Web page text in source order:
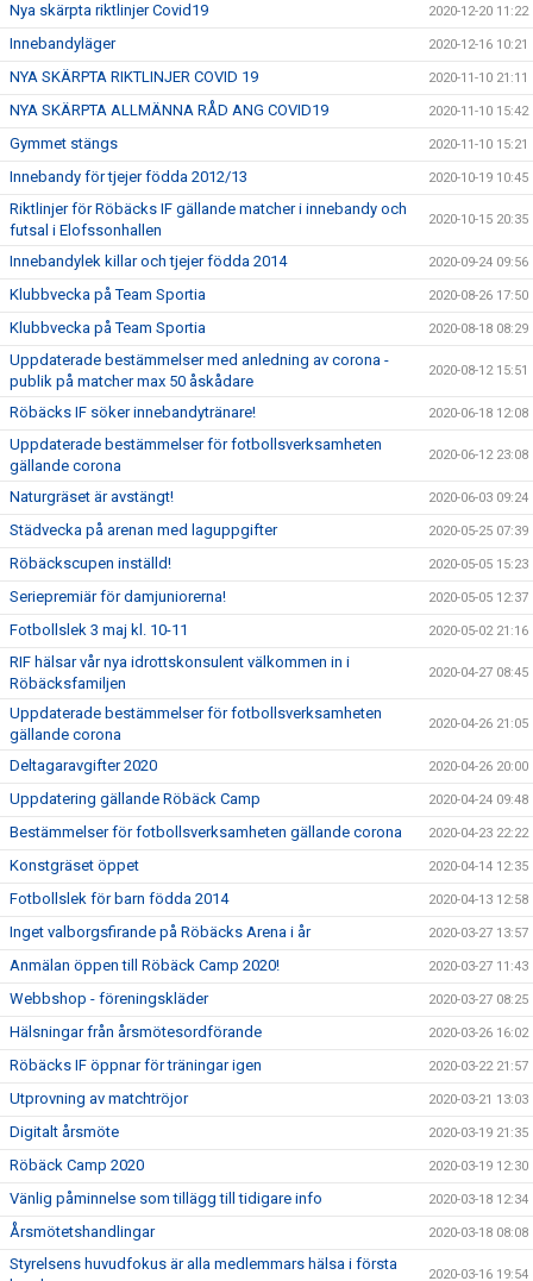
Nya skärpta riktlinjer Covid19 2020-12-20 11:22
Innebandyläger 2020-12-16 10:21
NYA SKÄRPTA RIKTLINJER COVID 19 2020-11-10 21:11
NYA SKÄRPTA ALLMÄNNA RÅD ANG COVID19 2020-11-10 15:42
Gymmet stängs 2020-11-10 15:21
Innebandy för tjejer födda 2012/13 2020-10-19 10:45
Riktlinjer för Röbäcks IF gällande matcher i innebandy och
futsal i Elofssonhallen
2020-10-15 20:35
Innebandylek killar och tjejer födda 2014 2020-09-24 09:56
Klubbvecka på Team Sportia 2020-08-26 17:50
Klubbvecka på Team Sportia 2020-08-18 08:29
Uppdaterade bestämmelser med anledning av corona -
publik på matcher max 50 åskådare
2020-08-12 15:51
Röbäcks IF söker innebandytränare! 2020-06-18 12:08
Uppdaterade bestämmelser för fotbollsverksamheten
gällande corona
2020-06-12 23:08
Naturgräset är avstängt! 2020-06-03 09:24
Städvecka på arenan med laguppgifter 2020-05-25 07:39
Röbäckscupen inställd! 2020-05-05 15:23
Seriepremiär för damjuniorerna! 2020-05-05 12:37
Fotbollslek 3 maj kl. 10-11 2020-05-02 21:16
RIF hälsar vår nya idrottskonsulent välkommen in i
Röbäcksfamiljen
2020-04-27 08:45
Uppdaterade bestämmelser för fotbollsverksamheten
gällande corona
2020-04-26 21:05
Deltagaravgifter 2020 2020-04-26 20:00
Uppdatering gällande Röbäck Camp 2020-04-24 09:48
Bestämmelser för fotbollsverksamheten gällande corona 2020-04-23 22:22
Konstgräset öppet 2020-04-14 12:35
Fotbollslek för barn födda 2014 2020-04-13 12:58
Inget valborgsfirande på Röbäcks Arena i år 2020-03-27 13:57
Anmälan öppen till Röbäck Camp 2020! 2020-03-27 11:43
Webbshop - föreningskläder 2020-03-27 08:25
Hälsningar från årsmötesordförande 2020-03-26 16:02
Röbäcks IF öppnar för träningar igen 2020-03-22 21:57
Utprovning av matchtröjor 2020-03-21 13:03
Digitalt årsmöte 2020-03-19 21:35
Röbäck Camp 2020 2020-03-19 12:30
Vänlig påminnelse som tillägg till tidigare info 2020-03-18 12:34
Årsmötetshandlingar 2020-03-18 08:08
Styrelsens huvudfokus är alla medlemmars hälsa i första
2020-03-16 19:54